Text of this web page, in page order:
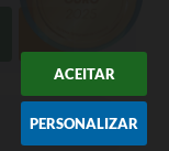
ACEITAR
PERSONALIZAR